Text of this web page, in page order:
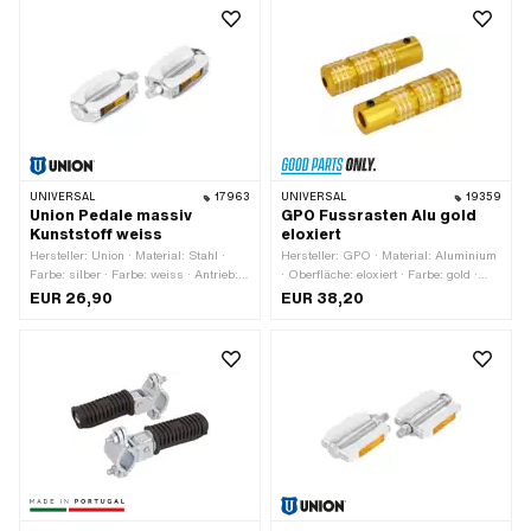
Schlüsselweite: 15 mm · Reflektoren:
UNIVERSAL 17963
Union Pedale massiv
Kunststoff weiss
Hersteller: Union · Material: Stahl ·
Farbe: silber · Farbe: weiss · Antrieb:
Aussenzweikant · Antrieb:
EUR 26,90
UNIVERSAL 19359
GPO Fussrasten Alu gold
eloxiert
Hersteller: GPO · Material: Aluminium
· Oberfläche: eloxiert · Farbe: gold ·
Tiefe: 29 mm · Ø innen: 16.1 mm · Ø
EUR 38,20